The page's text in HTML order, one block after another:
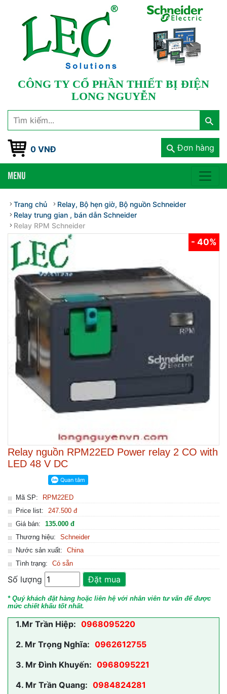
CÔNG TY CỔ PHẦN THIẾT BỊ ĐIỆN
LONG NGUYỄN
0 VNĐ Đơn hàng
MENU
Trang chủ
Relay, Bộ hẹn giờ, Bộ nguồn Schneider
Relay trung gian , bán dẫn Schneider
Relay RPM Schneider
- 40%
Relay nguồn RPM22ED Power relay 2 CO with
LED 48 V DC
Mã SP:
RPM22ED
Price list:
247.500 đ
Giá bán:
135.000 đ
Thương hiệu:
Schneider
Nước sản xuất:
China
Tình trạng:
Có sẵn
Số lượng Đặt mua
* Quý khách đặt hàng hoặc liên hệ với nhân viên tư vấn để được
mức chiết khấu tốt nhất.
1.Mr Trần Hiệp: 0968095220
2. Mr Trọng Nghĩa: 0962612755
3. Mr Đình Khuyến: 0968095221
4. Mr Trần Quang: 0984824281